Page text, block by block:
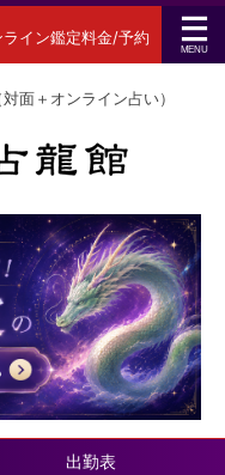
ライン鑑定料金/予約
面＋オンライン占い）
出勤表